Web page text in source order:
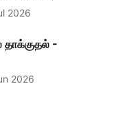
2026
தாக்குதல் -
2026